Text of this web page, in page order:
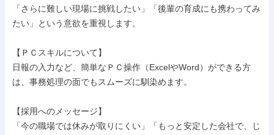
「さらに難しい現場に挑戦したい」「後輩の育成にも携わってみ
たい」という意欲を重視します。
【ＰＣスキルについて】
日報の入力など、簡単なＰＣ操作（ExcelやWord）ができる方
は、事務処理の面でもスムーズに馴染めます。
【採用へのメッセージ】
「今の職場では休みが取りにくい」「もっと安定した会社で、じ